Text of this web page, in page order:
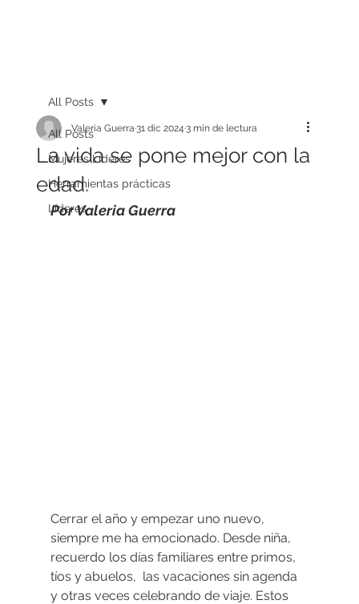
All Posts
Mujeres Líderes
Herramientas prácticas
Líderes
All Posts
La vida se pone mejor con la
edad.
Valeria Guerra31 dic 20243 min de lectura
Por Valeria Guerra
Cerrar el año y empezar uno nuevo,
siempre me ha emocionado. Desde niña,
recuerdo los días familiares entre primos,
tíos y abuelos,  las vacaciones sin agenda
y otras veces celebrando de viaje. Estos